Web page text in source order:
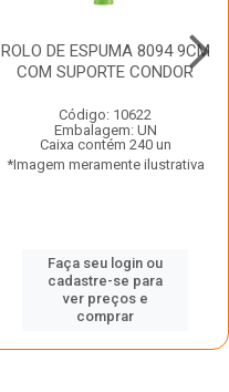
ROLO DE ESPUMA 8094 9CM
COM SUPORTE CONDOR
Código: 10622
Embalagem: UN
Caixa contém 240 un
*Imagem meramente ilustrativa
Faça seu login ou
cadastre-se para
ver preços e
comprar